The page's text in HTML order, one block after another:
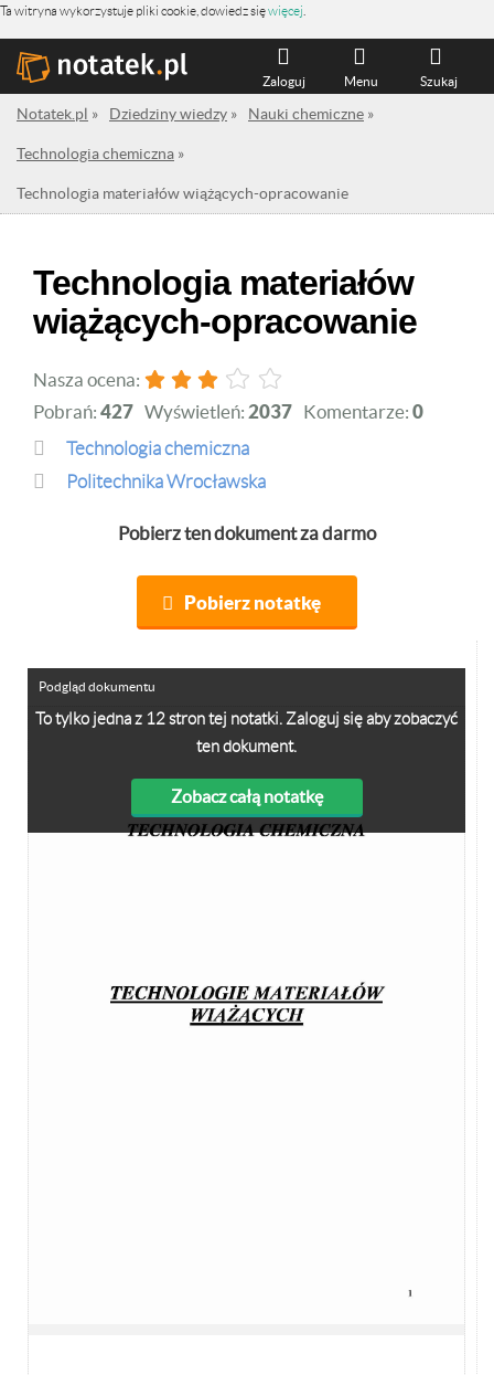
Ta witryna wykorzystuje pliki cookie, dowiedz sięwięcej
Szukaj
Menu
Zaloguj
Notatek.pl » Dziedziny wiedzy » Nauki chemiczne »
Technologia chemiczna »
Technologia materiałów wiążących-opracowanie
Technologia materiałów
wiążących-opracowanie
Nasza ocena:
Pobrań: 427 Wyświetleń: 2037 Komentarze: 0
Technologia chemiczna
Politechnika Wrocławska
Pobierz ten dokument za darmo
Pobierz notatkę
To tylko jedna z 12 stron tej notatki. Zaloguj się aby zobaczyć
ten dokument.
Zobacz całą notatkę
Podgląd dokumentu